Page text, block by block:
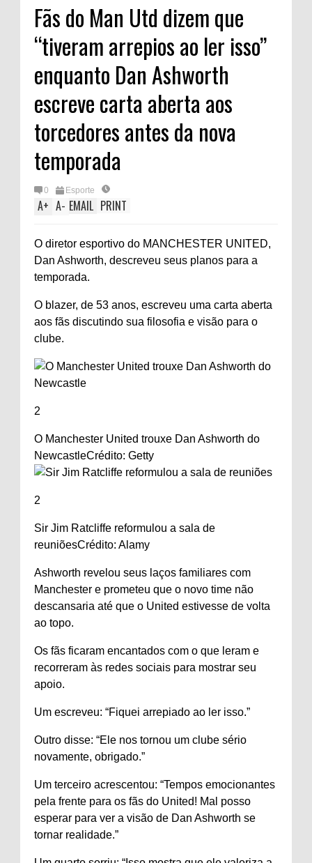
Fãs do Man Utd dizem que
“tiveram arrepios ao ler isso”
enquanto Dan Ashworth
escreve carta aberta aos
torcedores antes da nova
temporada
0 Esporte
A+ A- EMAIL PRINT
O diretor esportivo do MANCHESTER UNITED,
Dan Ashworth, descreveu seus planos para a
temporada.
O blazer, de 53 anos, escreveu uma carta aberta
aos fãs discutindo sua filosofia e visão para o
clube.
2
O Manchester United trouxe Dan Ashworth do
NewcastleCrédito: Getty
2
Sir Jim Ratcliffe reformulou a sala de
reuniõesCrédito: Alamy
Ashworth revelou seus laços familiares com
Manchester e prometeu que o novo time não
descansaria até que o United estivesse de volta
ao topo.
Os fãs ficaram encantados com o que leram e
recorreram às redes sociais para mostrar seu
apoio.
Um escreveu: “Fiquei arrepiado ao ler isso.”
Outro disse: “Ele nos tornou um clube sério
novamente, obrigado.”
Um terceiro acrescentou: “Tempos emocionantes
pela frente para os fãs do United! Mal posso
esperar para ver a visão de Dan Ashworth se
tornar realidade.”